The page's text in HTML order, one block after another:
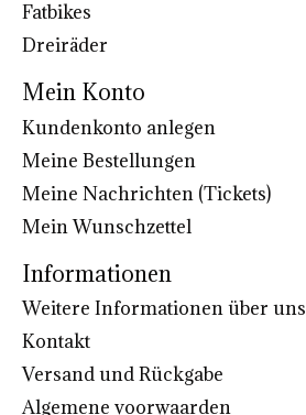
Fatbikes
Dreiräder
Mein Konto
Kundenkonto anlegen
Meine Bestellungen
Meine Nachrichten (Tickets)
Mein Wunschzettel
Informationen
Weitere Informationen über uns
Kontakt
Versand und Rückgabe
Algemene voorwaarden